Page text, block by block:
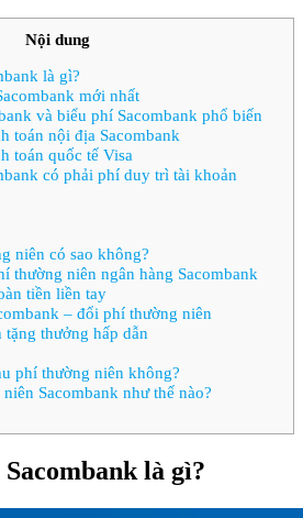
Nội dung
là gì?
mới nhất
và biểu phí Sacombank phổ biến
toán nội địa Sacombank
toán quốc tế Visa
có phải phí duy trì tài khoản
niên có sao không?
thường niên ngân hàng Sacombank
tiền liền tay
– đổi phí thường niên
thưởng hấp dẫn
phí thường niên không?
Sacombank như thế nào?
là gì?